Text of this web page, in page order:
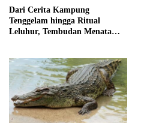
Dari Cerita Kampung
Tenggelam hingga Ritual
Leluhur, Tembudan Menata